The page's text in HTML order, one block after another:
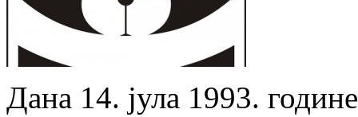
Дана 14. јула 1993.